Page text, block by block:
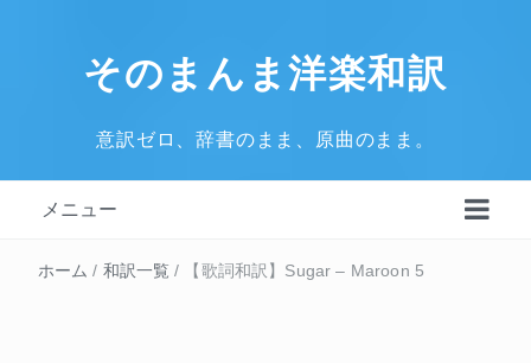
そのまんま洋楽和訳
意訳ゼロ、辞書のまま、原曲のまま。
メニュー
ホーム / 和訳一覧 / 【歌詞和訳】Sugar – Maroon 5